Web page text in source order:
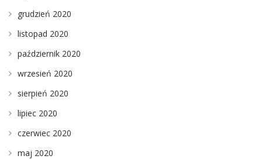
grudzień 2020
listopad 2020
październik 2020
wrzesień 2020
sierpień 2020
lipiec 2020
czerwiec 2020
maj 2020